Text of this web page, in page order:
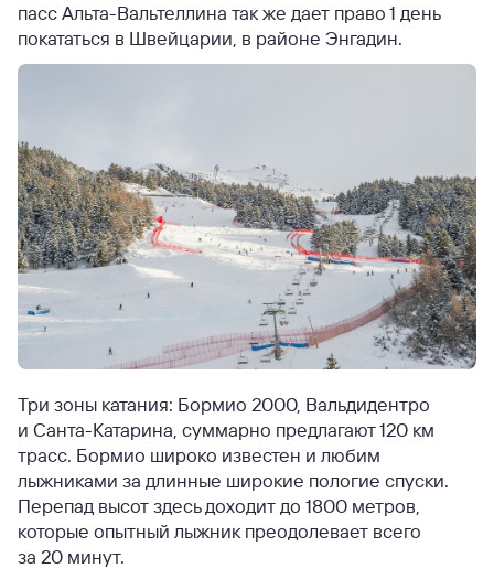
пасс Альта-Вальтеллина так же дает право 1 день
покататься в Швейцарии, в районе Энгадин.
Три зоны катания: Бормио 2000, Вальдидентро
и Санта-Катарина, суммарно предлагают 120 км
трасс. Бормио широко известен и любим
лыжниками за длинные широкие пологие спуски.
Перепад высот здесь доходит до 1800 метров,
которые опытный лыжник преодолевает всего
за 20 минут.